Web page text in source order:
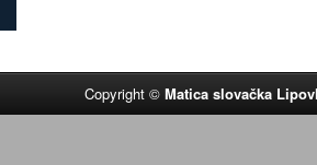
Copyright ©Matica slovačka